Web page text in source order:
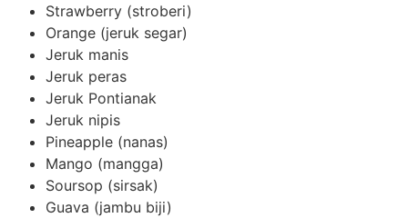
Strawberry (stroberi)
Orange (jeruk segar)
Jeruk manis
Jeruk peras
Jeruk Pontianak
Jeruk nipis
Pineapple (nanas)
Mango (mangga)
Soursop (sirsak)
Guava (jambu biji)